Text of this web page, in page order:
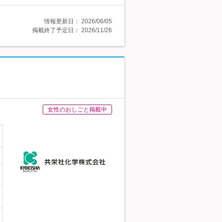
情報更新日： 2026/06/05
掲載終了予定日： 2026/11/26
女性のおしごと掲載中